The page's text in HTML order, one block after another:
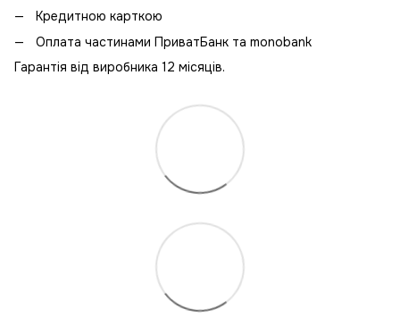
Кредитною карткою
Оплата частинами ПриватБанк та monobank
Гарантія від виробника 12 місяців.